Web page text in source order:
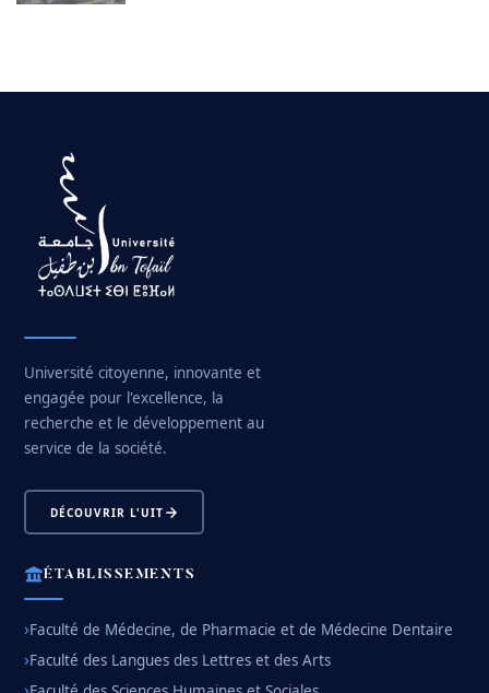
Université citoyenne, innovante et
engagée pour l'excellence, la
recherche et le développement au
service de la société.
DÉCOUVRIR L'UIT
ÉTABLISSEMENTS
Faculté de Médecine, de Pharmacie et de Médecine Dentaire
Faculté des Langues des Lettres et des Arts